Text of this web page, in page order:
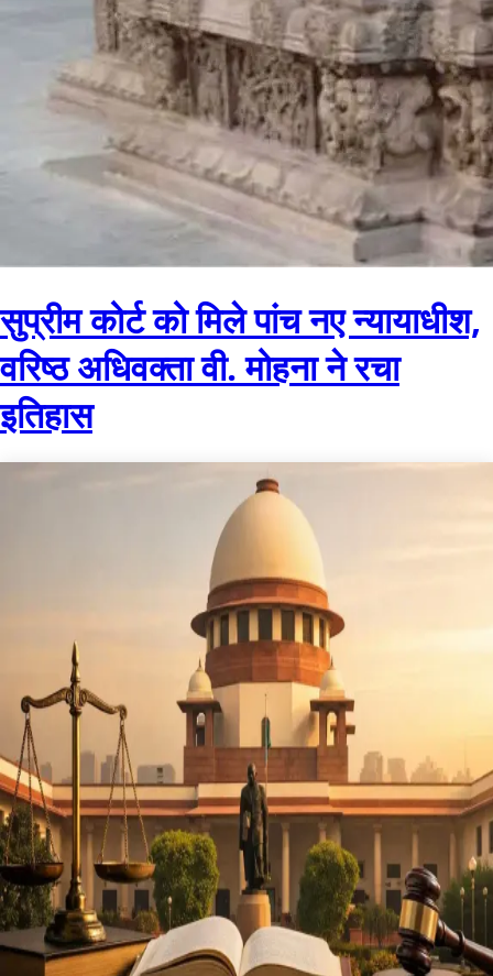
सुप्रीम कोर्ट को मिले पांच नए न्यायाधीश,
वरिष्ठ अधिवक्ता वी. मोहना ने रचा
इतिहास